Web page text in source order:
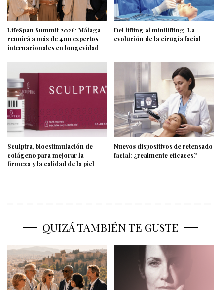
LifeSpan Summit 2026: Málaga
reunirá a más de 400 expertos
internacionales en longevidad
Del lifting al minilifting. La
evolución de la cirugía facial
Sculptra, bioestimulación de
colágeno para mejorar la
firmeza y la calidad de la piel
Nuevos dispositivos de retensado
facial: ¿realmente eficaces?
QUIZÁ TAMBIÉN TE GUSTE